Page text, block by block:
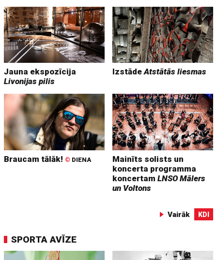
Jauna ekspozīcija
Livonijas pilis
IzstādeAtstātās liesmas
Braucam tālāk! © DIENA
Mainīts solists un
koncerta programma
koncertamLNSO Mālers
un Voltons
Vairāk KDI
SPORTA AVĪZE